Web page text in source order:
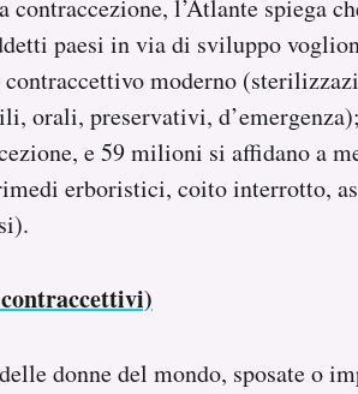
contraccezione, l’Atlante spiega
paesi in via di sviluppo
moderno
orali, preservativi,
e 59 milioni si affidano a
erboristici, coito interrotto,
donne del mondo, sposate o